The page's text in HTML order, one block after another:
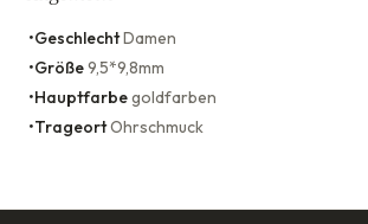
•GeschlechtDamen
•Größe9,5*9,8mm
•Hauptfarbegoldfarben
•TrageortOhrschmuck